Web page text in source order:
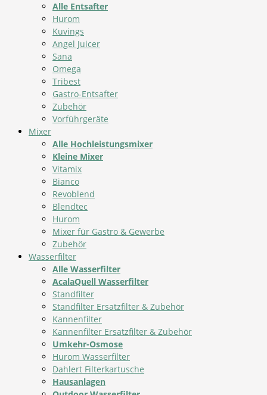
Alle Entsafter
Hurom
Kuvings
Angel Juicer
Sana
Omega
Tribest
Gastro-Entsafter
Zubehör
Vorführgeräte
Mixer
Alle Hochleistungsmixer
Kleine Mixer
Vitamix
Bianco
Revoblend
Blendtec
Hurom
Mixer für Gastro & Gewerbe
Zubehör
Wasserfilter
Alle Wasserfilter
AcalaQuell Wasserfilter
Standfilter
Standfilter Ersatzfilter & Zubehör
Kannenfilter
Kannenfilter Ersatzfilter & Zubehör
Umkehr-Osmose
Hurom Wasserfilter
Dahlert Filterkartusche
Hausanlagen